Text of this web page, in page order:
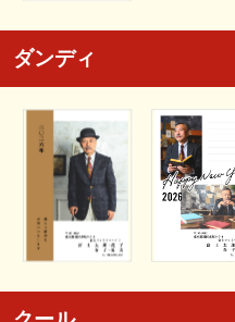
ダンディ